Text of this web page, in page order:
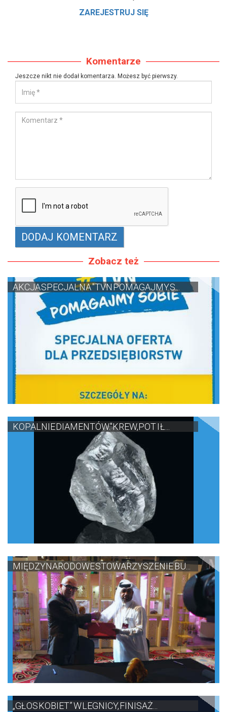
ZAREJESTRUJ SIĘ
Komentarze
Jeszcze nikt nie dodał komentarza. Możesz być pierwszy.
Zobacz też
AKCJA SPECJALNA "TVN POMAGAJMY S...
KOPALNIE DIAMENTÓW."KREW,POT I Ł...
MIĘDZYNARODOWE STOWARZYSZENIE BU...
„GŁOS KOBIET” W LEGNICY, FINISAŻ...